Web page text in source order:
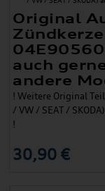
Original
auch
andere
! Weitere Original
/ VW / SEAT /
!
30,90 €